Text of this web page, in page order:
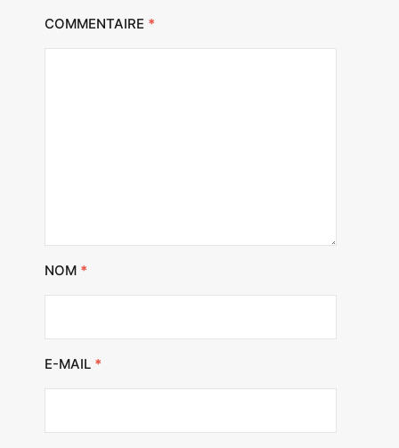
COMMENTAIRE *
NOM *
E-MAIL *